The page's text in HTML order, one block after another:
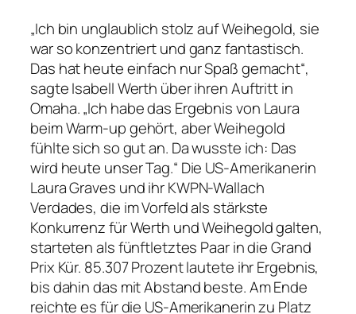
„Ich bin unglaublich stolz auf Weihegold, sie
war so konzentriert und ganz fantastisch.
Das hat heute einfach nur Spaß gemacht“,
sagte Isabell Werth über ihren Auftritt in
Omaha. „Ich habe das Ergebnis von Laura
beim Warm-up gehört, aber Weihegold
fühlte sich so gut an. Da wusste ich: Das
wird heute unser Tag.“ Die US-Amerikanerin
Laura Graves und ihr KWPN-Wallach
Verdades, die im Vorfeld als stärkste
Konkurrenz für Werth und Weihegold galten,
starteten als fünftletztes Paar in die Grand
Prix Kür. 85.307 Prozent lautete ihr Ergebnis,
bis dahin das mit Abstand beste. Am Ende
reichte es für die US-Amerikanerin zu Platz